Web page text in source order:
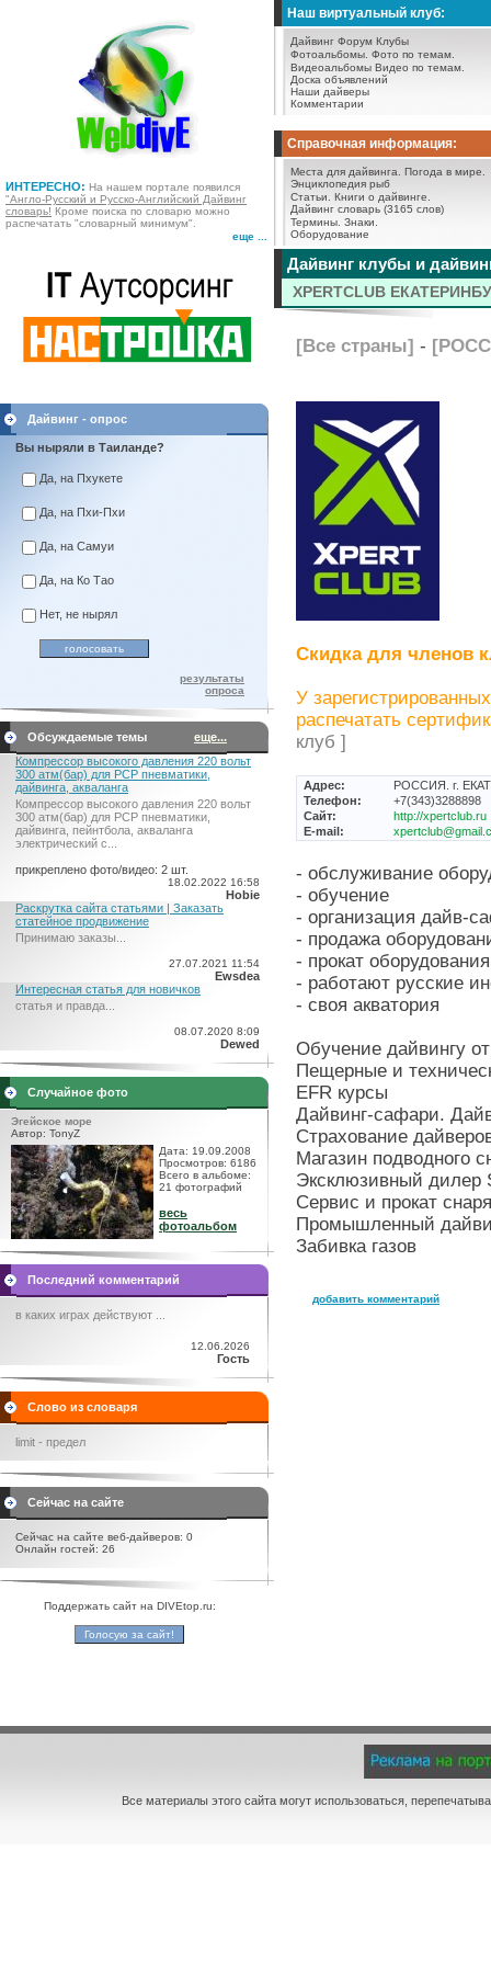
ИНТЕРЕСНО: На нашем портале появился
"Англо-Русский и Русско-Английский Дайвинг
словарь! Кроме поиска по словарю можно
распечатать "словарный минимум".
еще ...
Наш виртуальный клуб:
Дайвинг Форум Клубы
Фотоальбомы. Фото по темам.
Видеоальбомы Видео по темам.
Доска объявлений
Наши дайверы
Комментарии
Справочная информация:
Места для дайвинга.
Погода в мире.
Энциклопедия рыб
Статьи.
Книги о дайвинге.
Дайвинг словарь (3165 слов)
Термины. Знаки.
Оборудование
Дайвинг - опрос
Вы ныряли в Таиланде?
Да, на Пхукете
Да, на Пхи-Пхи
Да, на Самуи
Да, на Ко Тао
Нет, не нырял
результаты
опроса
Обсуждаемые темы
еще...
Компрессор высокого давления 220 вольт
300 атм(бар) для PCP пневматики,
дайвинга, акваланга
Компрессор высокого давления 220 вольт
300 атм(бар) для PCP пневматики,
дайвинга, пейнтбола, акваланга
электрический c...
прикреплено фото/видео: 2 шт.
18.02.2022 16:58
Hobie
Раскрутка сайта статьями | Заказать
статейное продвижение
Принимаю заказы...
27.07.2021 11:54
Ewsdea
Интересная статья для новичков
статья и правда...
08.07.2020 8:09
Dewed
Случайное фото
Эгейское море
Автор: TonyZ
Дата: 19.09.2008
Просмотров: 6186
Всего в альбоме:
21 фотографий
весь
фотоальбом
Последний комментарий
в каких играх действуют ...
12.06.2026
Гость
Слово из словаря
limit - предел
Сейчас на сайте
Сейчас на сайте веб-дайверов: 0
Онлайн гостей: 26
Поддержать сайт на DIVEtop.ru:
Дайвинг клубы и
XPERTCLUB
[Все страны] -
Скидка для членов
У
распечатать
клуб ]
Адрес:
РОССИЯ. г.
Телефон:
+7(343)3288898
Сайт:
http://xpertclub.ru
E-mail:
- обслуживание
- обучение
- организация дайв-
- продажа
- прокат оборудования
- работают русские
- своя акватория
Обучение дайвингу
Пещерные и
EFR курсы
Дайвинг-сафари.
Страхование
Магазин подводного
Эксклюзивный дилер
Сервис и прокат
Промышленный
Забивка газов
добавить комментарий
Все материалы этого сайта могут использоваться,